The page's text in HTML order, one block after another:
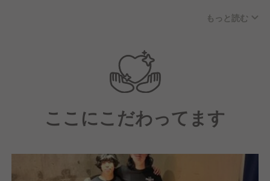
ほとんどの社員が同業態出身で、前職も飲食業界の方
中にはアルバイトから入社し、その後正社員として活
躍している方も多くいます。
＜こんな方は大歓迎です！＞
・自らの行動に責任を持てる方
・誠実で他人を尊重できる方
もっと読む
ここにこだわってます